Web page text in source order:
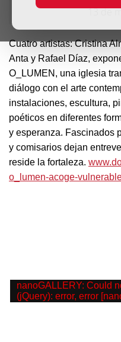
13 de
Cuatro artistas: Cristina
Anta y Rafael Díaz,
O_LUMEN, una iglesia
diálogo con el arte
instalaciones, escultura,
poéticos en diferentes
y esperanza. Fascinados
y comisarios dejan
reside la fortaleza.
o_lumen-acoge-
nanoGALLERY: Could
(jQuery): error, error